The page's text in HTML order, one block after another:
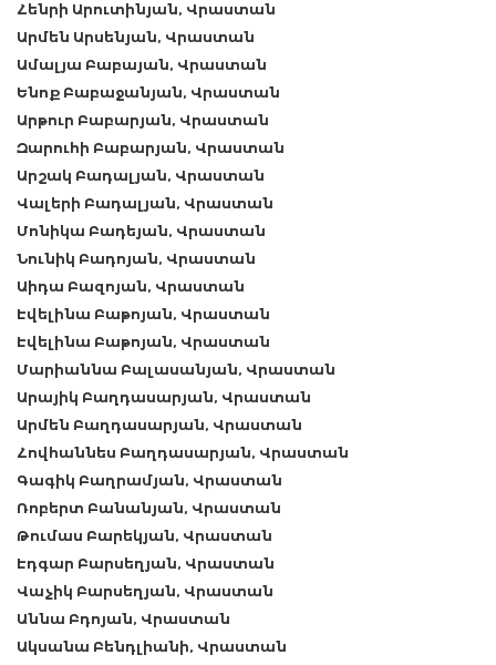
Հենրի Արուտինյան, Վրաստան
Արմեն Արսենյան, Վրաստան
Ամալյա Բաբայան, Վրաստան
Ենոք Բաբաջանյան, Վրաստան
Արթուր Բաբարյան, Վրաստան
Զարուհի Բաբարյան, Վրաստան
Արշակ Բադալյան, Վրաստան
Վալերի Բադալյան, Վրաստան
Մոնիկա Բադեյան, Վրաստան
Նունիկ Բադոյան, Վրաստան
Աիդա Բազոյան, Վրաստան
Էվելինա Բաթոյան, Վրաստան
Էվելինա Բաթոյան, Վրաստան
Մարիաննա Բալասանյան, Վրաստան
Արայիկ Բաղդասարյան, Վրաստան
Արմեն Բաղդասարյան, Վրաստան
Հովհաննես Բաղդասարյան, Վրաստան
Գագիկ Բաղրամյան, Վրաստան
Ռոբերտ Բանանյան, Վրաստան
Թումաս Բարեկյան, Վրաստան
Էդգար Բարսեղյան, Վրաստան
Վաչիկ Բարսեղյան, Վրաստան
Աննա Բդոյան, Վրաստան
Ակսանա Բենդլիանի, Վրաստան